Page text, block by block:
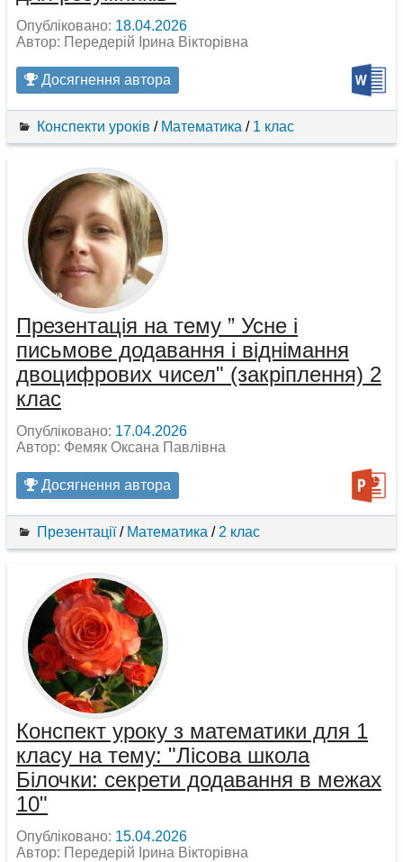
Опубліковано: 18.04.2026
Автор: Передерій Ірина Вікторівна
Досягнення автора
Конспекти уроків / Математика / 1 клас
Презентація на тему ” Усне і
письмове додавання і віднімання
двоцифрових чисел" (закріплення) 2
клас
Опубліковано: 17.04.2026
Автор: Фемяк Оксана Павлівна
Досягнення автора
Презентації/ Математика / 2 клас
Конспект уроку з математики для 1
класу на тему: "Лісова школа
Білочки: секрети додавання в межах
10"
Опубліковано: 15.04.2026
Автор: Передерій Ірина Вікторівна